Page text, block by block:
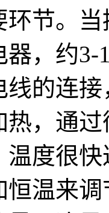
环节。
器，约
线的连
热，通
温度很
恒温来